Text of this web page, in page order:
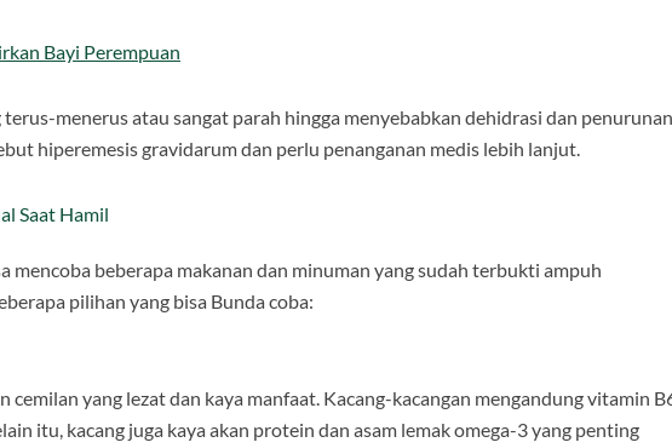
Bayi Perempuan
menerus atau sangat parah hingga menyebabkan dehidrasi dan penurunan
hiperemesis gravidarum dan perlu penanganan medis lebih lanjut.
Saat Hamil
mencoba beberapa makanan dan minuman yang sudah terbukti ampuh
pilihan yang bisa Bunda coba:
cemilan yang lezat dan kaya manfaat. Kacang-kacangan mengandung vitamin
itu, kacang juga kaya akan protein dan asam lemak omega-3 yang penting